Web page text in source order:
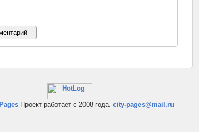
Проект работает с 2008 года. city-pages@mail.ru